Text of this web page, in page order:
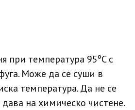
при температура 95ºC с
Може да се суши в
температура. Да не се
на химическо чистене.